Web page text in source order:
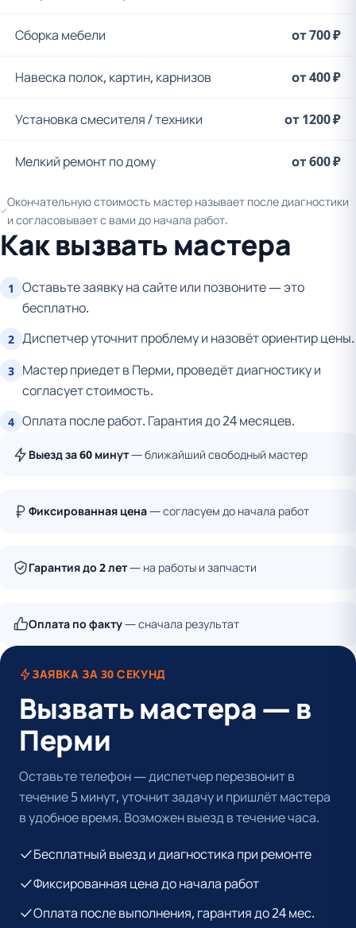
Сборка мебели от 700 ₽
Навеска полок, картин, карнизов от 400 ₽
Установка смесителя / техники от 1200 ₽
Мелкий ремонт по дому от 600 ₽
Окончательную стоимость мастер называет после диагностики
и согласовывает с вами до начала работ.
Как вызвать мастера
1
Оставьте заявку на сайте или позвоните — это
бесплатно.
2 Диспетчер уточнит проблему и назовёт ориентир цены.
3 Мастер приедет в Перми, проведёт диагностику и
согласует стоимость.
4 Оплата после работ. Гарантия до 24 месяцев.
Выезд за 60 минут— ближайший свободный мастер
Фиксированная цена— согласуем до начала работ
Гарантия до 2 лет— на работы и запчасти
Оплата по факту— сначала результат
ЗАЯВКА ЗА 30 СЕКУНД
Вызвать мастера — в
Перми
Оставьте телефон — диспетчер перезвонит в
течение 5 минут, уточнит задачу и пришлёт мастера
в удобное время. Возможен выезд в течение часа.
Бесплатный выезд и диагностика при ремонте
Фиксированная цена до начала работ
Оплата после выполнения, гарантия до 24 мес.